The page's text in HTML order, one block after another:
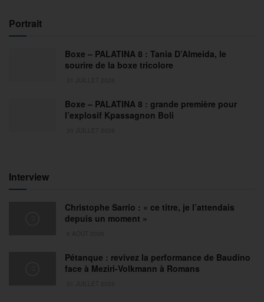
Portrait
Boxe – PALATINA 8 : Tania D’Almeida, le
sourire de la boxe tricolore
Boxe – PALATINA 8 : grande première pour
l’explosif Kpassagnon Boli
Interview
Christophe Sarrio : « ce titre, je l’attendais
depuis un moment »
Pétanque : revivez la performance de Baudino
face à Meziri-Volkmann à Romans